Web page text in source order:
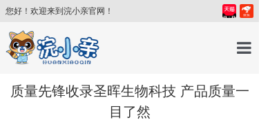
您好！欢迎来到浣小亲官网！
质量先锋收录圣晖生物科技 产品质量一
目了然